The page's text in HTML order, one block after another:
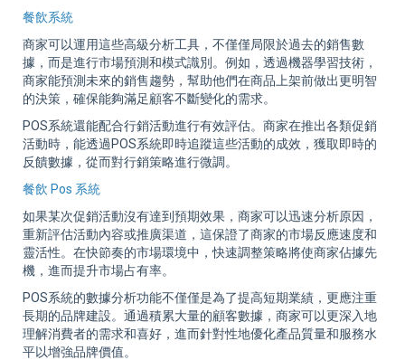
餐飲系統
商家可以運用這些高級分析工具，不僅僅局限於過去的銷售數
據，而是進行市場預測和模式識別。例如，透過機器學習技術，
商家能預測未來的銷售趨勢，幫助他們在商品上架前做出更明智
的決策，確保能夠滿足顧客不斷變化的需求。
POS系統還能配合行銷活動進行有效評估。商家在推出各類促銷
活動時，能透過POS系統即時追蹤這些活動的成效，獲取即時的
反饋數據，從而對行銷策略進行微調。
餐飲 Pos 系統
如果某次促銷活動沒有達到預期效果，商家可以迅速分析原因，
重新評估活動內容或推廣渠道，這保證了商家的市場反應速度和
靈活性。在快節奏的市場環境中，快速調整策略將使商家佔據先
機，進而提升市場占有率。
POS系統的數據分析功能不僅僅是為了提高短期業績，更應注重
長期的品牌建設。通過積累大量的顧客數據，商家可以更深入地
理解消費者的需求和喜好，進而針對性地優化產品質量和服務水
平以增強品牌價值。